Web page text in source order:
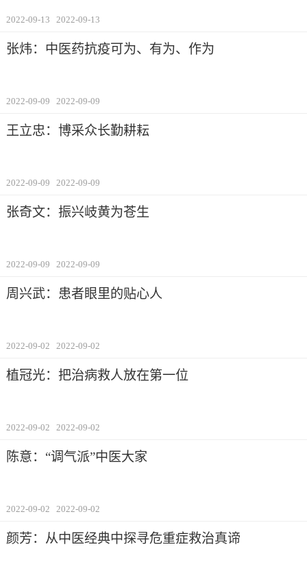
2022-09-13 2022-09-13
张炜：中医药抗疫可为、有为、作为
2022-09-09 2022-09-09
王立忠：博采众长勤耕耘
2022-09-09 2022-09-09
张奇文：振兴岐黄为苍生
2022-09-09 2022-09-09
周兴武：患者眼里的贴心人
2022-09-02 2022-09-02
植冠光：把治病救人放在第一位
2022-09-02 2022-09-02
陈意：“调气派”中医大家
2022-09-02 2022-09-02
颜芳：从中医经典中探寻危重症救治真谛